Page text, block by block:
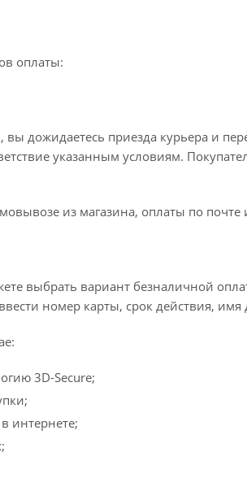
оплаты:
дожидаетесь приезда курьера и
указанным условиям.
из магазина, оплаты по почте
выбрать вариант безналичной
номер карты, срок действия, имя
3D-Secure;
интернете;